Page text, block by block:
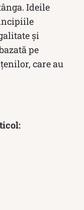
Ideile
și
pe
care au